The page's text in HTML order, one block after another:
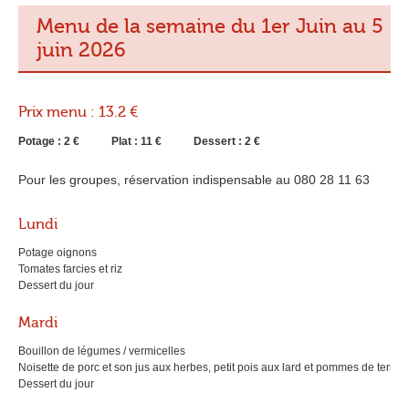
Bienvenue
Nos services
Contact
Menu de la semaine du 1er Juin au 5
juin 2026
Prix menu : 13.2 €
Potage : 2 € Plat : 11 € Dessert : 2 €
Pour les groupes, réservation indispensable au 080 28 11 63
Lundi
Potage oignons
Tomates farcies et riz
Dessert du jour
Mardi
Bouillon de légumes / vermicelles
Noisette de porc et son jus aux herbes, petit pois aux lard et pommes de terre
Dessert du jour